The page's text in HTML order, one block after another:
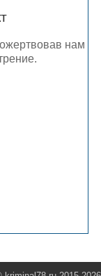
нам